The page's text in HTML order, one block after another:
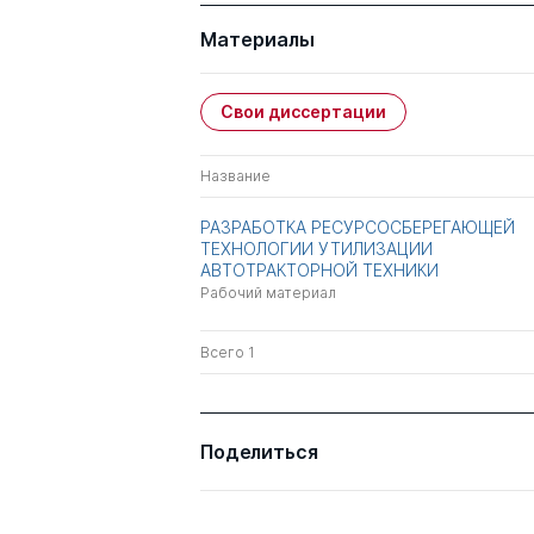
Материалы
Свои диссертации
Название
РАЗРАБОТКА РЕСУРСОСБЕРЕГАЮЩЕЙ
ТЕХНОЛОГИИ УТИЛИЗАЦИИ
АВТОТРАКТОРНОЙ ТЕХНИКИ
Рабочий материал
Всего 1
Поделиться